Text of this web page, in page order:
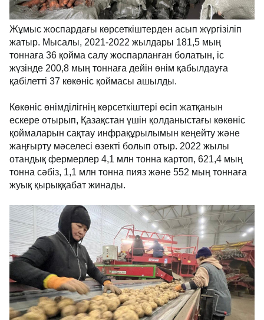
Жұмыс жоспардағы көрсеткіштерден асып жүргізіліп
жатыр. Мысалы, 2021-2022 жылдары 181,5 мың
тоннаға 36 қойма салу жоспарланған болатын, іс
жүзінде 200,8 мың тоннаға дейін өнім қабылдауға
қабілетті 37 көкөніс қоймасы ашылды.
Көкөніс өнімділігнің көрсеткіштері өсіп жатқанын
ескере отырып, Қазақстан үшін қолданыстағы көкөніс
қоймаларын сақтау инфрақұрылымын кеңейту және
жаңғырту мәселесі өзекті болып отыр. 2022 жылы
отандық фермерлер 4,1 млн тонна картоп, 621,4 мың
тонна сәбіз, 1,1 млн тонна пияз және 552 мың тоннаға
жуық қырыққабат жинады.